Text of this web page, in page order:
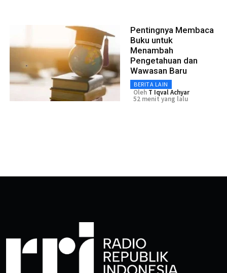
Pentingnya Membaca
Buku untuk
Menambah
Pengetahuan dan
Wawasan Baru
BERITA LAIN
Oleh T Iqval Achyar
52 menit yang lalu